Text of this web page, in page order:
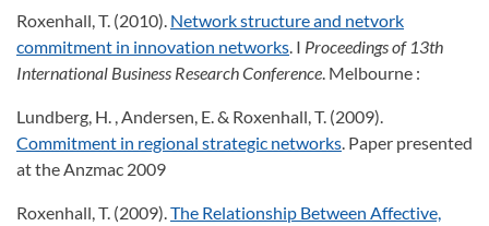
Roxenhall, T. (2010). Network structure and netvork
commitment in innovation networks. I Proceedings of 13th
International Business Research Conference. Melbourne :
Lundberg, H. , Andersen, E. & Roxenhall, T. (2009).
Commitment in regional strategic networks. Paper presented
at the Anzmac 2009
Roxenhall, T. (2009).The Relationship Between Affective,